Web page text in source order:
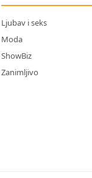
Ljubav i seks
Moda
ShowBiz
Zanimljivo